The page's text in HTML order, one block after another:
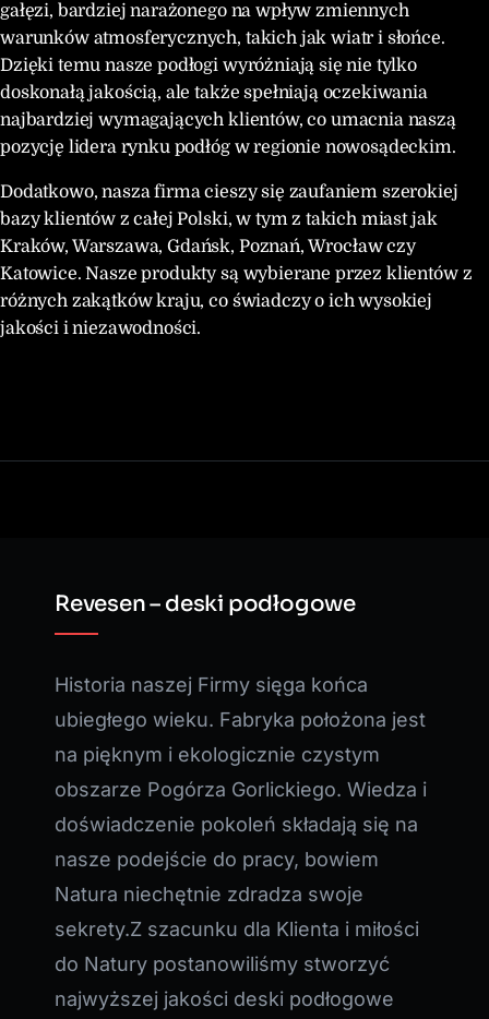
gałęzi, bardziej narażonego na wpływ zmiennych
warunków atmosferycznych, takich jak wiatr i słońce.
Dzięki temu nasze podłogi wyróżniają się nie tylko
doskonałą jakością, ale także spełniają oczekiwania
najbardziej wymagających klientów, co umacnia naszą
pozycję lidera rynku podłóg w regionie nowosądeckim.
Dodatkowo, nasza firma cieszy się zaufaniem szerokiej
bazy klientów z całej Polski, w tym z takich miast jak
Kraków, Warszawa, Gdańsk, Poznań, Wrocław czy
Katowice. Nasze produkty są wybierane przez klientów z
różnych zakątków kraju, co świadczy o ich wysokiej
jakości i niezawodności.
Revesen – deski podłogowe
Historia naszej Firmy sięga końca
ubiegłego wieku. Fabryka położona jest
na pięknym i ekologicznie czystym
obszarze Pogórza Gorlickiego. Wiedza i
doświadczenie pokoleń składają się na
nasze podejście do pracy, bowiem
Natura niechętnie zdradza swoje
sekrety.Z szacunku dla Klienta i miłości
do Natury postanowiliśmy stworzyć
najwyższej jakości deski podłogowe